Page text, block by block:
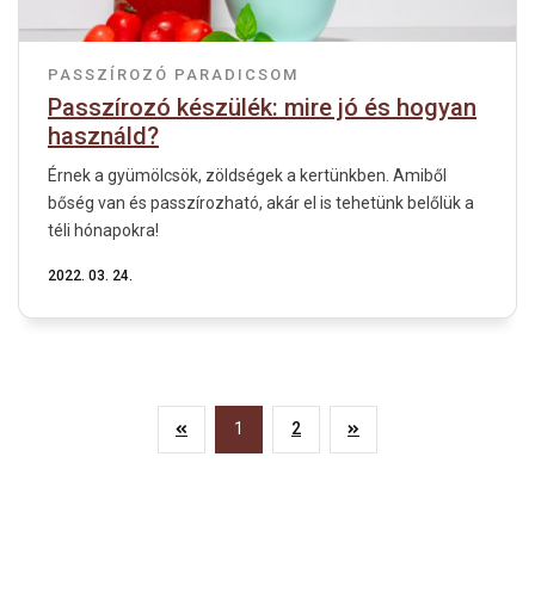
PASSZÍROZÓ PARADICSOM
Passzírozó készülék: mire jó és hogyan
használd?
Érnek a gyümölcsök, zöldségek a kertünkben. Amiből
bőség van és passzírozható, akár el is tehetünk belőlük a
téli hónapokra!
2022. 03. 24.
1 2